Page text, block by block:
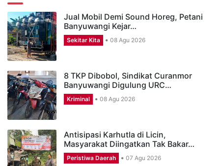
Jual Mobil Demi Sound Horeg, Petani
Banyuwangi Kejar…
Sekitar Kita 08 Agu 2026
8 TKP Dibobol, Sindikat Curanmor
Banyuwangi Digulung URC…
Kriminal 08 Agu 2026
Antisipasi Karhutla di Licin,
Masyarakat Diingatkan Tak Bakar…
Peristiwa Daerah 07 Agu 2026